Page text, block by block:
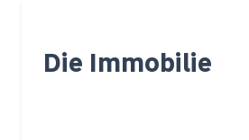
Die Immobilie